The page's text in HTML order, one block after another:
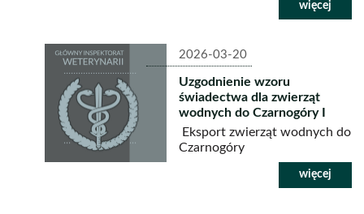
2026-03-20
Uzgodnienie wzoru
świadectwa dla zwierząt
wodnych do Czarnogóry I
Eksport zwierząt wodnych do
Czarnogóry